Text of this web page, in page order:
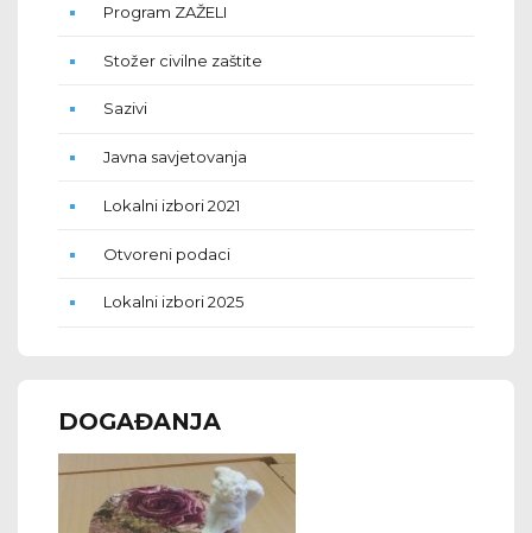
Program ZAŽELI
Stožer civilne zaštite
Sazivi
Javna savjetovanja
Lokalni izbori 2021
Otvoreni podaci
Lokalni izbori 2025
DOGAĐANJA